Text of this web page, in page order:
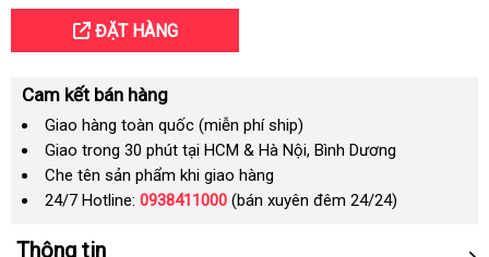
ĐẶT HÀNG
Cam kết bán hàng
Giao hàng toàn quốc (miễn phí ship)
Giao trong 30 phút tại HCM & Hà Nội, Bình Dương
Che tên sản phẩm khi giao hàng
24/7 Hotline: 0938411000 (bán xuyên đêm 24/24)
Thông tin